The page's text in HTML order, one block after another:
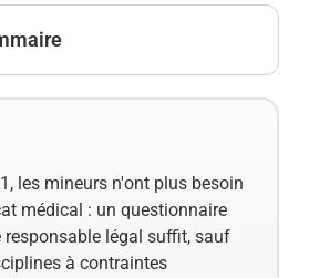
les mineurs n'ont plus besoin
médical : un questionnaire
responsable légal suffit, sauf
à contraintes